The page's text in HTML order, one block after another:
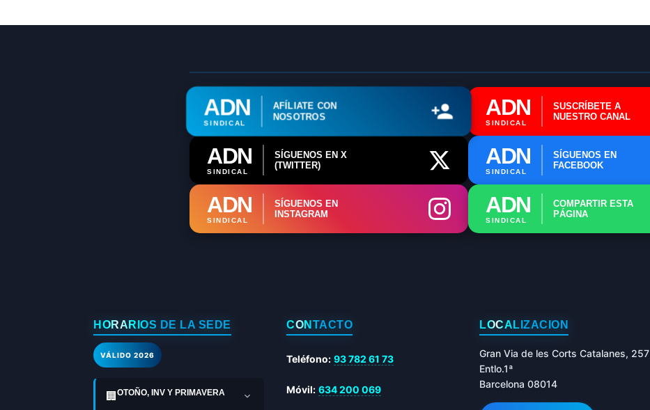
ADN
SINDICAL
AFÍLIATE CON
NOSOTROS
ADN
SINDICAL
SUSCRÍBETE A
NUESTRO CANAL
ADN
SINDICAL
SÍGUENOS EN X
(TWITTER)
ADN
SINDICAL
SÍGUENOS EN
FACEBOOK
ADN
SINDICAL
SÍGUENOS EN
INSTAGRAM
ADN
SINDICAL
COMPARTIR ESTA
PÁGINA
HORARIOS DE LA SEDE
VÁLIDO 2026
🏢OTOÑO, INV Y PRIMAVERA
CONTACTO
Teléfono: 93 782 61 73
Móvil: 634 200 069
LOCALIZACIÓN
Gran Via de les Corts Catalanes, 257
Entlo.1ª
Barcelona 08014
📄 Herramienta: Generador Plantillas